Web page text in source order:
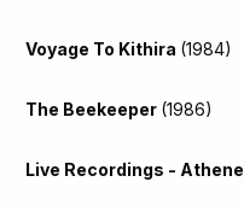
Voyage To Kithira (1984)
The Beekeeper (1986)
Live Recordings -